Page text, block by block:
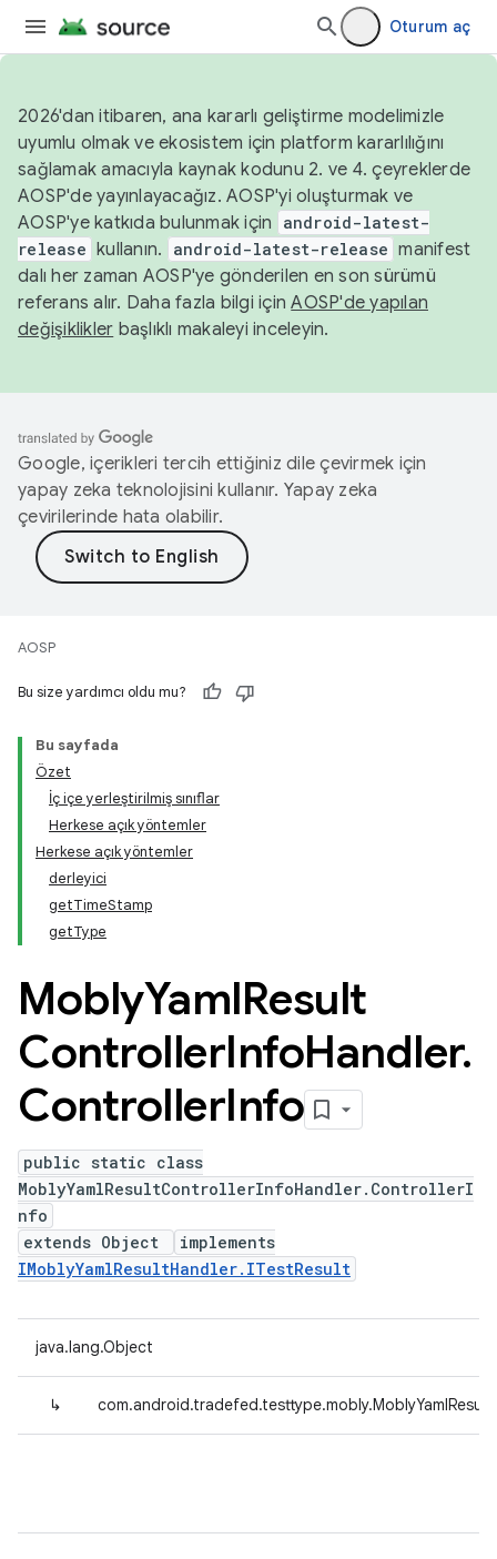
Oturum aç
2026'dan itibaren, ana kararlı geliştirme modelimizle
uyumlu olmak ve ekosistem için platform kararlılığını
sağlamak amacıyla kaynak kodunu 2. ve 4. çeyreklerde
AOSP'de yayınlayacağız. AOSP'yi oluşturmak ve
AOSP'ye katkıda bulunmak için
android-latest-
release kullanın. android-latest-release manifest
dalı her zaman AOSP'ye gönderilen en son sürümü
referans alır. Daha fazla bilgi içinAOSP'de yapılan
değişiklikler başlıklı makaleyi inceleyin.
Google, içerikleri tercih ettiğiniz dile çevirmek için
yapay zeka teknolojisini kullanır. Yapay zeka
çevirilerinde hata olabilir.
AOSP
Bu size yardımcı oldu mu?
Bu sayfada
Özet
İç içe yerleştirilmiş sınıflar
Herkese açık yöntemler
Herkese açık yöntemler
derleyici
getTimeStamp
getType
MoblyYamlResult
ControllerInfoHandler.
ControllerInfo
public static class
MoblyYamlResultControllerInfoHandler.ControllerI
nfo
extends Object
implements
IMoblyYamlResultHandler.ITestResult
java.lang.Object
↳